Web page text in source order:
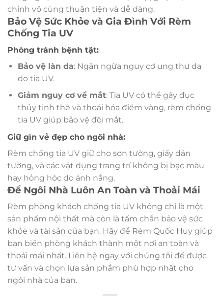
chỉnh vô cùng thuận tiện và dễ dàng.
Bảo Vệ Sức Khỏe và Gia Đình Với Rèm
Chống Tia UV
Phòng tránh bệnh tật:
Bảo vệ làn da: Ngăn ngừa nguy cơ ung thư da
do tia UV.
Giảm nguy cơ về mắt: Tia UV có thể gây đục
thủy tinh thể và thoái hóa điểm vàng, rèm chống
tia UV giúp bảo vệ đôi mắt.
Giữ gìn vẻ đẹp cho ngôi nhà:
Rèm chống tia UV giữ cho sơn tường, giấy dán
tường, và các vật dụng trang trí không bị bạc màu
hay hỏng hóc do ánh nắng.
Để Ngôi Nhà Luôn An Toàn và Thoải Mái
Rèm phòng khách chống tia UV không chỉ là một
sản phẩm nội thất mà còn là tấm chắn bảo vệ sức
khỏe và tài sản của bạn. Hãy để Rèm Quốc Huy giúp
bạn biến phòng khách thành một nơi an toàn và
thoải mái nhất. Liên hệ ngay với chúng tôi để được
tư vấn và chọn lựa sản phẩm phù hợp nhất cho
ngôi nhà của bạn.